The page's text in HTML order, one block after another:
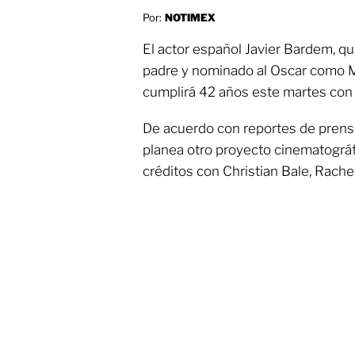
Por: NOTIMEX
El actor español Javier Bardem,
padre y nominado al Oscar como
cumplirá 42 años este martes
De acuerdo con reportes de
planea otro proyecto
créditos con Christian Bale,